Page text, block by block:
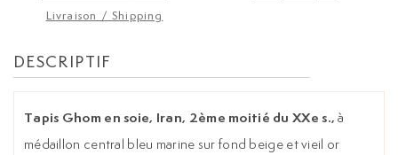
Livraison / Shipping
DESCRIPTIF
Tapis Ghom en soie, Iran, 2ème moitié du XXe s., à
médaillon central bleu marine sur fond beige et vieil or